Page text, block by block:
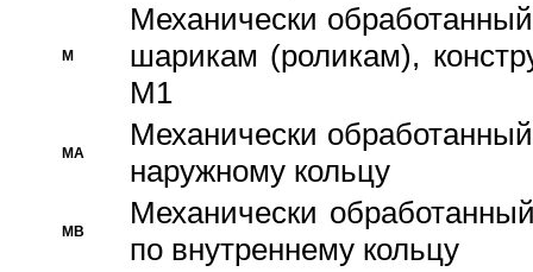
M
Механически
шарикам (роликам),
M1
MA
Механически
наружному кольцу
MB
Механически
по внутреннему кольцу